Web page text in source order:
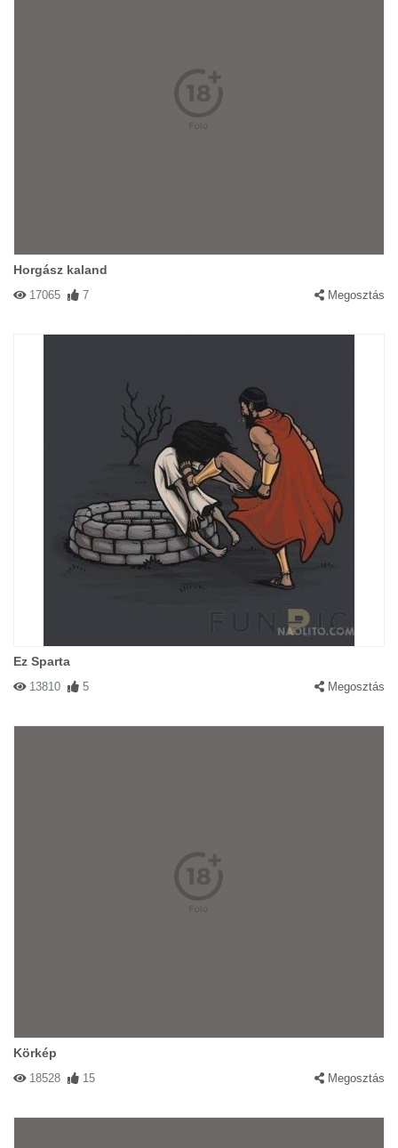
Horgász kaland
17065 7 Megosztás
Ez Sparta
13810 5 Megosztás
Körkép
18528 15 Megosztás